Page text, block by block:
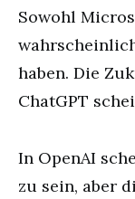
Sowohl
haben. Die
ChatGPT
In OpenAI
zu sein, aber